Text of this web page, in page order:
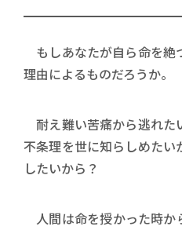
もしあなたが自ら命を絶
理由によるものだろうか。
耐え難い苦痛から逃れ
不条理を世に知らしめた
したいから？
人間は命を授かった時か